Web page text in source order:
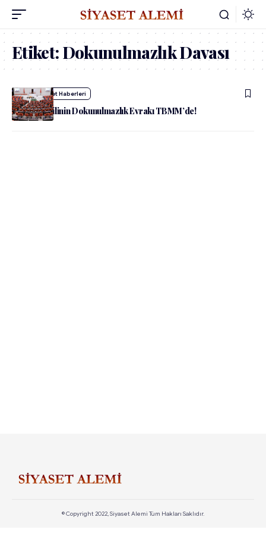
Etiket:Dokunulmazlık Davası
admin Siyaset Haberleri
3 Milletvekilinin Dokunulmazlık Evrakı TBMM’de!
© Copyright 2022, Siyaset Alemi Tüm Hakları Saklıdır.